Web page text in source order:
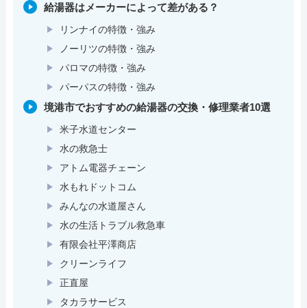
給湯器はメーカーによって差がある？
リンナイの特徴・強み
ノーリツの特徴・強み
パロマの特徴・強み
パーパスの特徴・強み
境港市でおすすめの給湯器の交換・修理業者10選
米子水道センター
水の救急士
アトム電器チェーン
水もれドットコム
みんなの水道屋さん
水の生活トラブル救急車
有限会社平澤商店
クリーンライフ
正直屋
タカラサービス